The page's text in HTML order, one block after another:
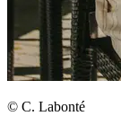
© C. Labonté